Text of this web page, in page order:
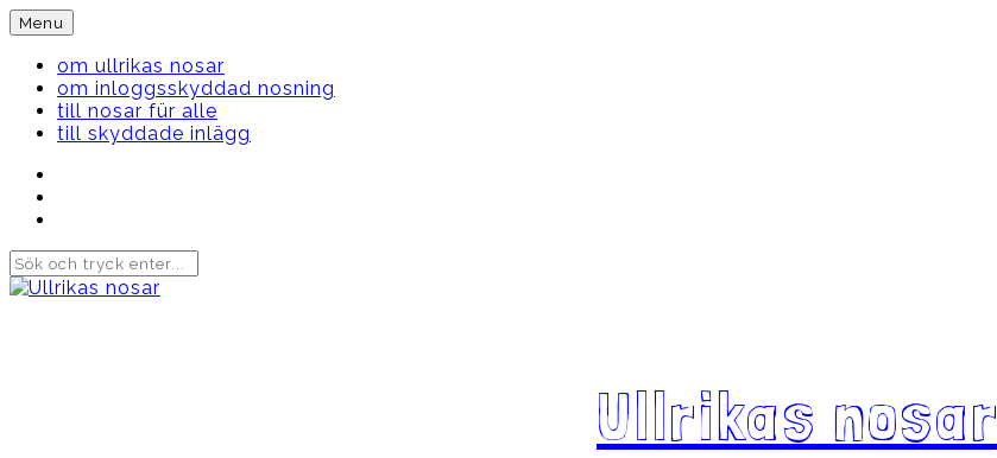
Skip
to
content
Menu
om ullrikas nosar
om inloggsskyddad nosning
till nosar für alle
till skyddade inlägg
Ullrikas nosar